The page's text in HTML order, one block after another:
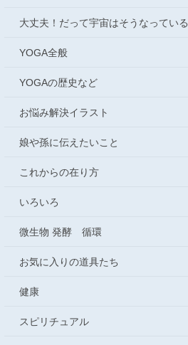
大丈夫！だって宇宙はそうなっている
YOGA全般
YOGAの歴史など
お悩み解決イラスト
娘や孫に伝えたいこと
これからの在り方
いろいろ
微生物 発酵 循環
お気に入りの道具たち
健康
スピリチュアル